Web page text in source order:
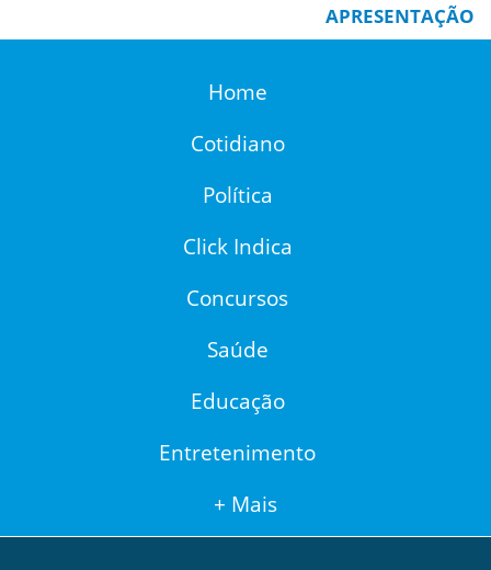
APRESENTAÇÃO
Home
Cotidiano
Política
Click Indica
Concursos
Saúde
Educação
Entretenimento
+ Mais